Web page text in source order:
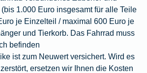
1.000 Euro insgesamt für alle Teile
je Einzelteil / maximal 600 Euro je
und Tierkorb. Das Fahrrad muss
befinden
ist zum Neuwert versichert. Wird es
ersetzen wir Ihnen die Kosten